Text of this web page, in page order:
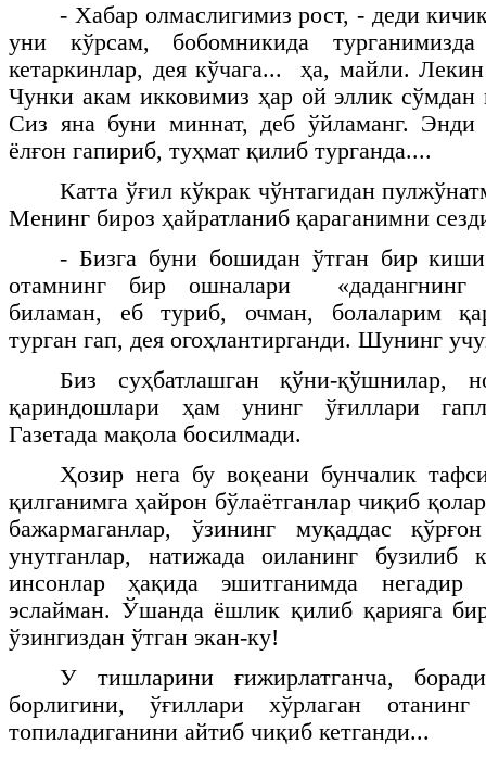
- Хабар олмаслигимиз рост, - деди
уни кўрсам, бобомникида
кетаркинлар, дея кўчага... ҳа, майли.
Чунки акам икковимиз ҳар ой эллик сўмдан
Сиз яна буни миннат, деб ўйламанг. Энди
ёлғон гапириб, туҳмат қилиб турганда....
Катта ўғил кўкрак чўнтагидан
Менинг бироз ҳайратланиб қараганимни
- Бизга буни бошидан ўтган бир
отамнинг бир ошналари «дадангнинг
биламан, еб туриб, очман, болаларим
турган гап, дея огоҳлантирганди. Шунинг
Биз суҳбатлашган қўни-қўшнилар,
қариндошлари ҳам унинг ўғиллари
Газетада мақола босилмади.
Ҳозир нега бу воқеани бунчалик
қилганимга ҳайрон бўлаётганлар чиқиб
бажармаганлар, ўзининг муқаддас
унутганлар, натижада оиланинг бузилиб
инсонлар ҳақида эшитганимда
эслайман. Ўшанда ёшлик қилиб қарияга
ўзингиздан ўтган экан-ку!
У тишларини ғижирлатганча,
борлигини, ўғиллари хўрлаган отанинг
топиладиганини айтиб чиқиб кетганди...